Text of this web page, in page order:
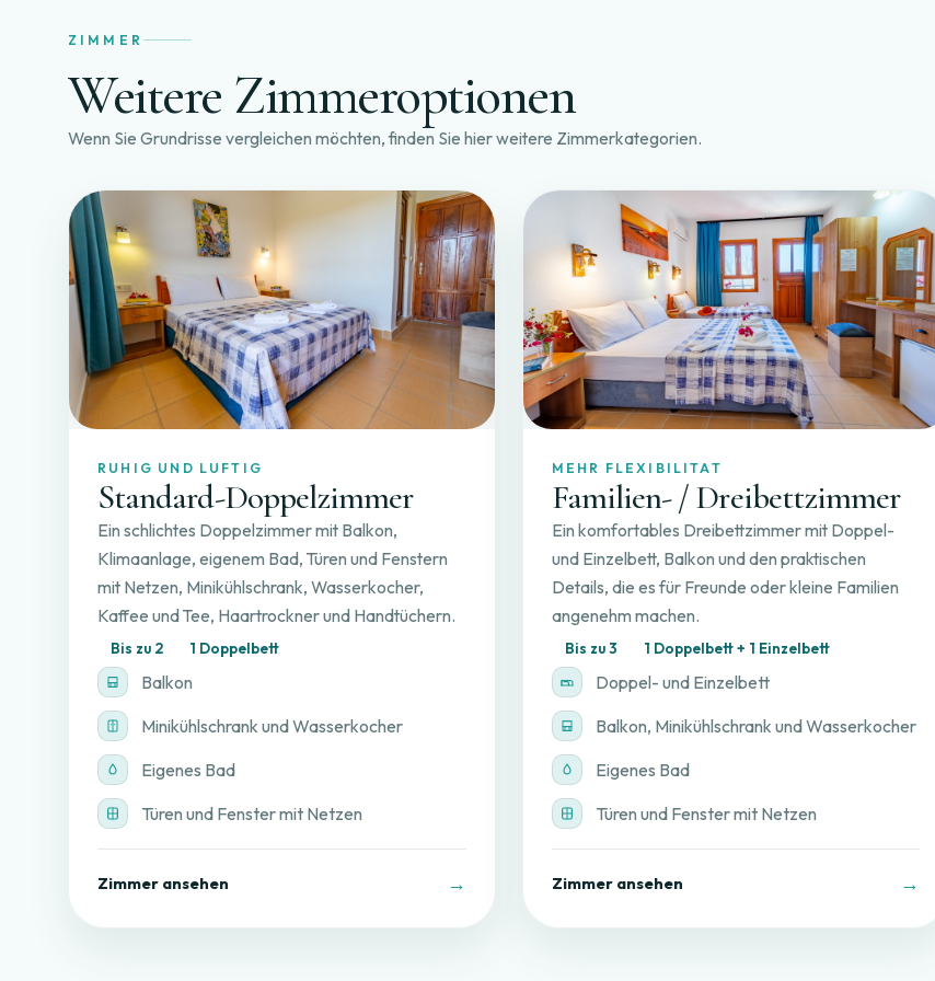
ZIMMER
Weitere Zimmeroptionen
Wenn Sie Grundrisse vergleichen möchten, finden Sie hier weitere Zimmerkategorien.
RUHIG UND LUFTIG
Standard-Doppelzimmer
Ein schlichtes Doppelzimmer mit Balkon,
Klimaanlage, eigenem Bad, Türen und Fenstern
mit Netzen, Minikühlschrank, Wasserkocher,
Kaffee und Tee, Haartrockner und Handtüchern.
Bis zu 2 1 Doppelbett
Balkon
Minikühlschrank und Wasserkocher
Eigenes Bad
Türen und Fenster mit Netzen
Zimmer ansehen →
MEHR FLEXIBILITAT
Familien- / Dreibettzimmer
Ein komfortables Dreibettzimmer mit Doppel-
und Einzelbett, Balkon und den praktischen
Details, die es für Freunde oder kleine Familien
angenehm machen.
Bis zu 3 1 Doppelbett + 1 Einzelbett
Doppel- und Einzelbett
Balkon, Minikühlschrank und Wasserkocher
Eigenes Bad
Türen und Fenster mit Netzen
Zimmer ansehen →